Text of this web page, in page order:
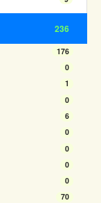
236
176
0
1
0
6
0
0
0
0
70